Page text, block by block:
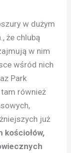
w dużym
że chlubą
w nim
wśród nich
Park
również
już
kościołów,